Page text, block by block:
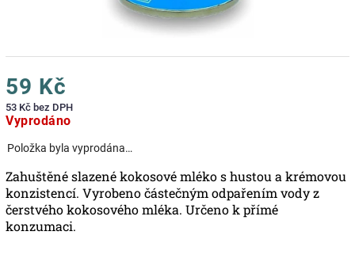
59 Kč
53 Kč bez DPH
Vyprodáno
Položka byla vyprodána…
Zahuštěné slazené kokosové mléko s hustou a krémovou
konzistencí. Vyrobeno částečným odpařením vody z
čerstvého kokosového mléka. Určeno k přímé
konzumaci.